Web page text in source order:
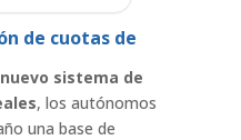
de cuotas de
nuevo sistema de
, los autónomos
una base de